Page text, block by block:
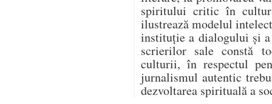
spiritului critic în
ilustrează modelul
instituție a dialogului și
scrierilor sale constă
culturii, în respectul
jurnalismul autentic
dezvoltarea spirituală a